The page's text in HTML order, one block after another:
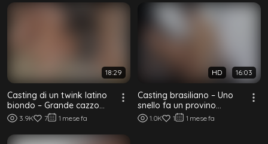
18:29
Casting di un twink latino
biondo – Grande cazzo
non circonciso bareback
3.9K 7 1 mese fa
HD 16:03
Casting brasiliano – Uno
snello fa un provino
davanti alla telecamera
1.0K 1 1 mese fa